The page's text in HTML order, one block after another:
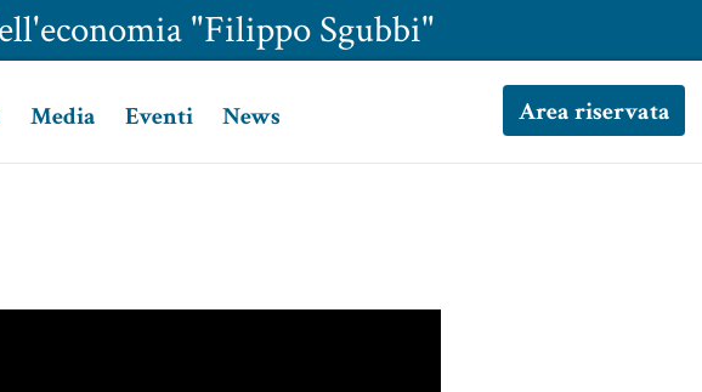
"Filippo Sgubbi"
Media Eventi News Area riservata